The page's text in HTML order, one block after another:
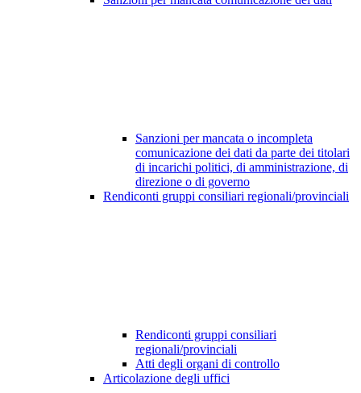
Sanzioni per mancata o incompleta
comunicazione dei dati da parte dei titolari
di incarichi politici, di amministrazione, di
direzione o di governo
Rendiconti gruppi consiliari regionali/provinciali
Rendiconti gruppi consiliari
regionali/provinciali
Atti degli organi di controllo
Articolazione degli uffici